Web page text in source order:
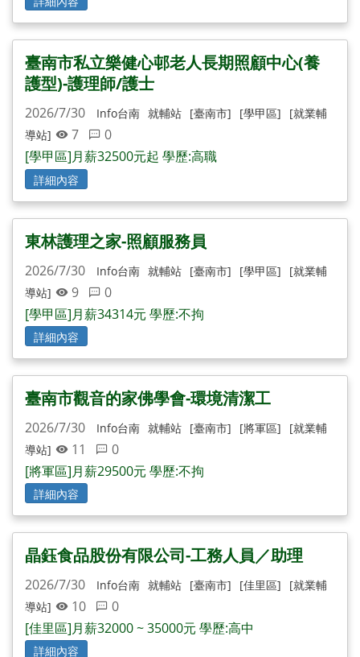
臺南市私立樂健心邨老人長期照顧中心(養
護型)-護理師/護士
2026/7/30 Info台南 就輔站 [臺南市] [學甲區]
[就業輔
導站]
7
0
[學甲區]月薪32500元起 學歷:高職
詳細內容
東林護理之家-照顧服務員
2026/7/30 Info台南 就輔站 [臺南市] [學甲區]
[就業輔
導站]
9
0
[學甲區]月薪34314元 學歷:不拘
詳細內容
臺南市觀音的家佛學會-環境清潔工
2026/7/30 Info台南 就輔站 [臺南市] [將軍區]
[就業輔
導站]
11
0
[將軍區]月薪29500元 學歷:不拘
詳細內容
晶鈺食品股份有限公司-工務人員／助理
2026/7/30 Info台南 就輔站 [臺南市] [佳里區]
[就業輔
導站]
10
0
[佳里區]月薪32000 ~ 35000元 學歷:高中
詳細內容